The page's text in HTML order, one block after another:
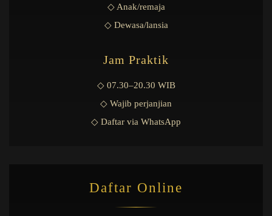
◇ Anak/remaja
◇ Dewasa/lansia
Jam Praktik
◇ 07.30–20.30 WIB
◇ Wajib perjanjian
◇ Daftar via WhatsApp
Daftar Online